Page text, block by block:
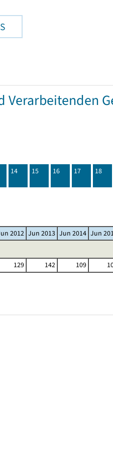
14 15 16 17 18
2012 Jun 2013 Jun 2014 Jun
129 142 109